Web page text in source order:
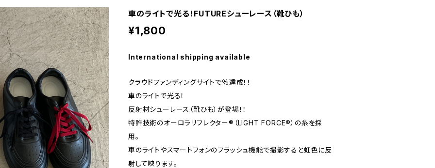
車のライトで光る！FUTUREシューレース（靴ひも）
¥1,800
International shipping available
クラウドファンディングサイトで％達成！！
車のライトで光る！
反射材シューレース（靴ひも）が登場！！
特許技術のオーロラリフレクター®️（LIGHT FORCE®️）の糸を採
用。
車のライトやスマートフォンのフラッシュ機能で撮影すると虹色に反
射して映ります。